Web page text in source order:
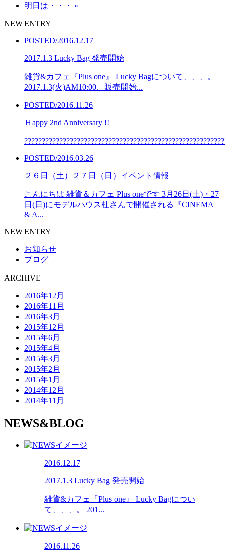
明日は・・・ »
NEW ENTRY
POSTED/2016.12.17
2017.1.3 Lucky Bag 発売開始
雑貨&カフェ『Plus one』 Lucky Bagについて、、、。
2017.1.3(火)AM10:00、販売開始...
POSTED/2016.11.26
Ｈappy 2nd Anniversary !!
POSTED/2016.03.26
２６日（土）２７日（日）イベント情報
こんにちは 雑貨＆カフェ Plus oneです 3月26日(土)・27
日(日)にモデルハウス杜さんで開催される『CINEMA
& A...
NEW ENTRY
お知らせ
ブログ
ARCHIVE
2016年12月
2016年11月
2016年3月
2015年12月
2015年6月
2015年4月
2015年3月
2015年2月
2015年1月
2014年12月
2014年11月
NEWS&BLOG
2016.12.17
2017.1.3 Lucky Bag 発売開始
雑貨&カフェ『Plus one』 Lucky Bagについ
て、、、。 201...
2016.11.26